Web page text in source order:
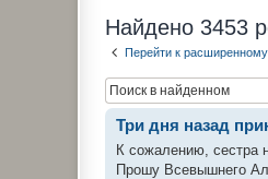
Найдено 3453
Перейти к
Три дня назад
К сожалению, сестра
Прошу Всевышнего